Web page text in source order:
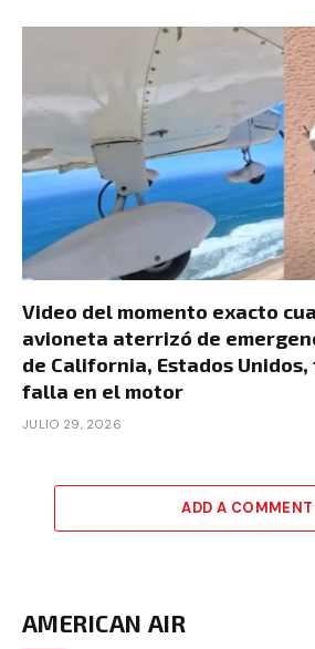
Video del momento exacto
avioneta aterrizó de
de California, Estados
falla en el motor
JULIO 29, 2026
ADD A COMMENT
AMERICAN AIR